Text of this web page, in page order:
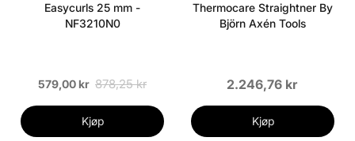
Easycurls 25 mm -
NF3210N0
579,00 kr 878,25 kr
Kjøp
Thermocare Straightner By
Björn Axén Tools
2.246,76 kr
Kjøp